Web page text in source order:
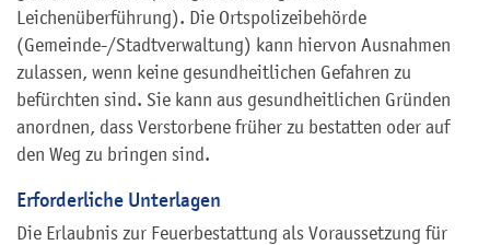
Leichenüberführung). Die Ortspolizeibehörde
(Gemeinde-/Stadtverwaltung) kann hiervon Ausnahmen
zulassen, wenn keine gesundheitlichen Gefahren zu
befürchten sind. Sie kann aus gesundheitlichen Gründen
anordnen, dass Verstorbene früher zu bestatten oder auf
den Weg zu bringen sind.
Erforderliche Unterlagen
Die Erlaubnis zur Feuerbestattung als Voraussetzung für